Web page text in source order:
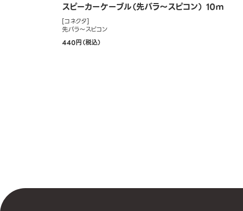
スピーカーケーブル（先バラ～スピコン） 10m
[コネクタ]
先バラ～スピコン
440円（税込）